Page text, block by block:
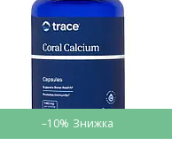
–10%